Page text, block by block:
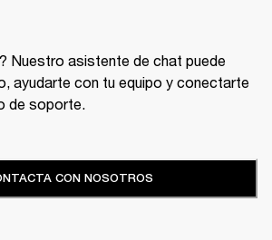
Nuestro asistente de chat puede
ayudarte con tu equipo y conectarte
de soporte.
CON NOSOTROS